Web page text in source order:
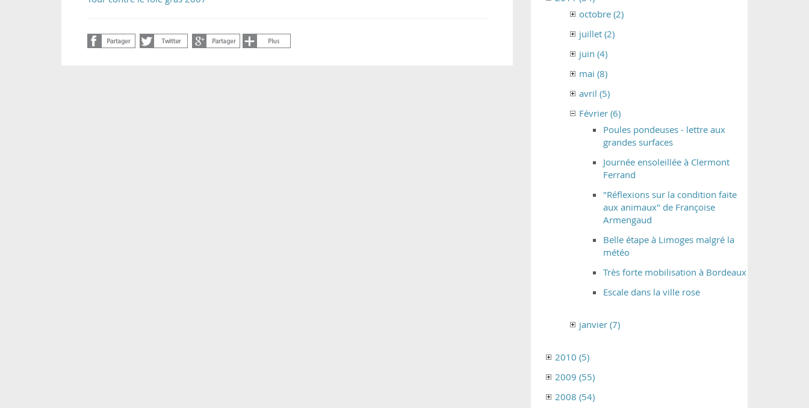
octobre (2)
juillet (2)
juin (4)
mai (8)
avril (5)
Février (6)
Poules pondeuses - lettre aux
grandes surfaces
Journée ensoleillée à Clermont
Ferrand
"Réflexions sur la condition faite
aux animaux" de Françoise
Armengaud
Belle étape à Limoges malgré la
météo
Très forte mobilisation à Bordeaux
Escale dans la ville rose
janvier (7)
2010 (5)
2009 (55)
2008 (54)